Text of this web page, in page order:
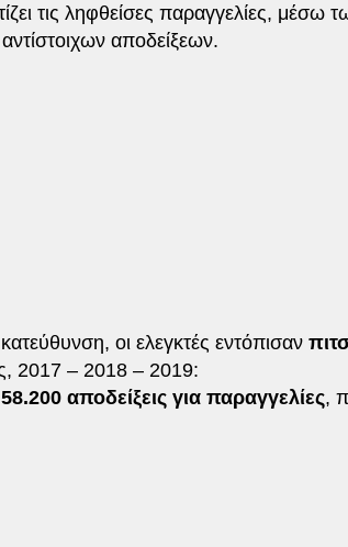
τις ληφθείσες παραγγελίες,
αποδείξεων.
οι ελεγκτές εντόπισαν
2017 – 2018 – 2019:
58.200 αποδείξεις για παραγγελίες,